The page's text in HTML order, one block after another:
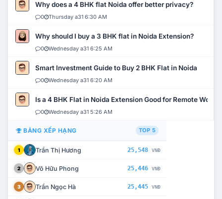
Why does a 4 BHK flat Noida offer better privacy?
0 Thursday a31 6:30 AM
Why should I buy a 3 BHK flat in Noida Extension?
0 Wednesday a31 6:25 AM
Smart Investment Guide to Buy 2 BHK Flat in Noida
0 Wednesday a31 6:20 AM
Is a 4 BHK Flat in Noida Extension Good for Remote Work?
0 Wednesday a31 5:26 AM
BẢNG XẾP HẠNG TOP 5
1 Trần Thị Hương 25,548 VNĐ
2 Võ Hữu Phong 25,446 VNĐ
3 Trần Ngọc Hà 25,445 VNĐ